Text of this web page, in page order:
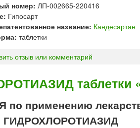
номер: ЛП-002665-220416
Гипосарт
название: Кандесартан
таблетки
отзыв или комментарий
таблетки
применению
ГИДРОХЛОРОТИАЗИД